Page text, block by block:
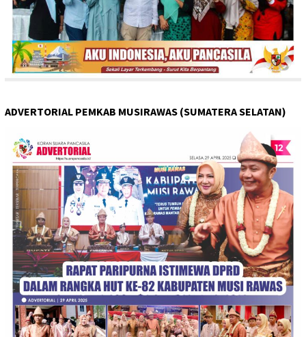
ADVERTORIAL PEMKAB MUSIRAWAS (SUMATERA SELATAN)